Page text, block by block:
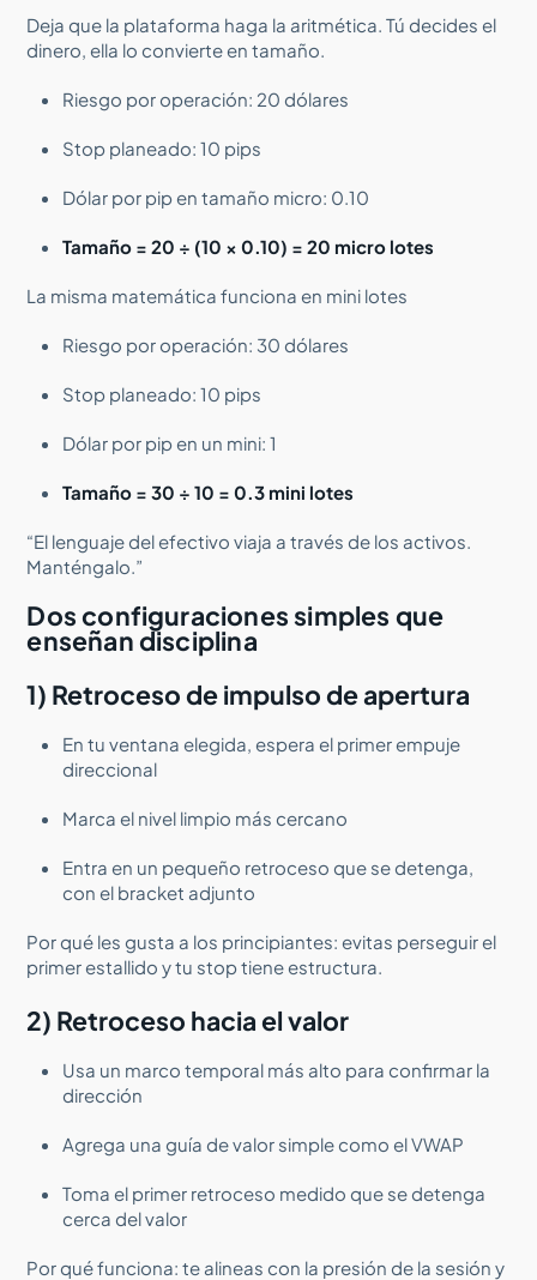
Deja que la plataforma haga la aritmética. Tú decides el
dinero, ella lo convierte en tamaño.
Riesgo por operación: 20 dólares
Stop planeado: 10 pips
Dólar por pip en tamaño micro: 0.10
Tamaño = 20 ÷ (10 × 0.10) = 20 micro lotes
La misma matemática funciona en mini lotes
Riesgo por operación: 30 dólares
Stop planeado: 10 pips
Dólar por pip en un mini: 1
Tamaño = 30 ÷ 10 = 0.3 mini lotes
“El lenguaje del efectivo viaja a través de los activos.
Manténgalo.”
Dos configuraciones simples que
enseñan disciplina
1) Retroceso de impulso de apertura
En tu ventana elegida, espera el primer empuje
direccional
Marca el nivel limpio más cercano
Entra en un pequeño retroceso que se detenga,
con el bracket adjunto
Por qué les gusta a los principiantes: evitas perseguir el
primer estallido y tu stop tiene estructura.
2) Retroceso hacia el valor
Usa un marco temporal más alto para confirmar la
dirección
Agrega una guía de valor simple como el VWAP
Toma el primer retroceso medido que se detenga
cerca del valor
Por qué funciona: te alineas con la presión de la sesión y